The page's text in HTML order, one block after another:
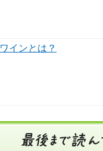
ワインとは？